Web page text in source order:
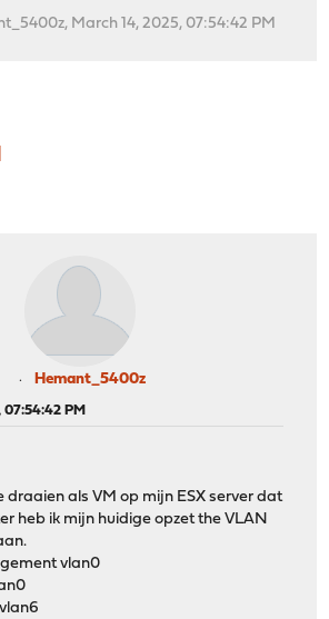
March 14, 2025, 07:54:42 PM
Hemant_5400z
07:54:42 PM
draaien als VM op mijn ESX server dat
heb ik mijn huidige opzet the VLAN
vlan0